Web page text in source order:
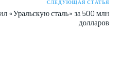
СЛЕДУЮЩАЯ СТАТЬЯ
«Уральскую сталь» за 500 млн
долларов